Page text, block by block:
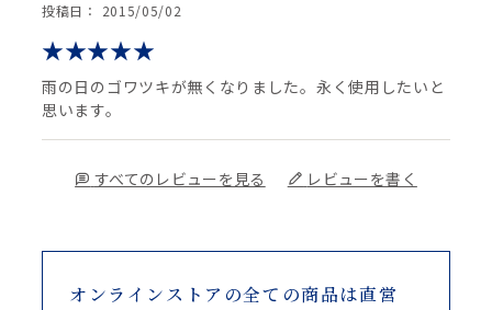
投稿日： 2015/05/02
雨の日のゴワツキが無くなりました。永く使用したいと
思います。
すべてのレビューを見る レビューを書く
オンラインストアの全ての商品は直営